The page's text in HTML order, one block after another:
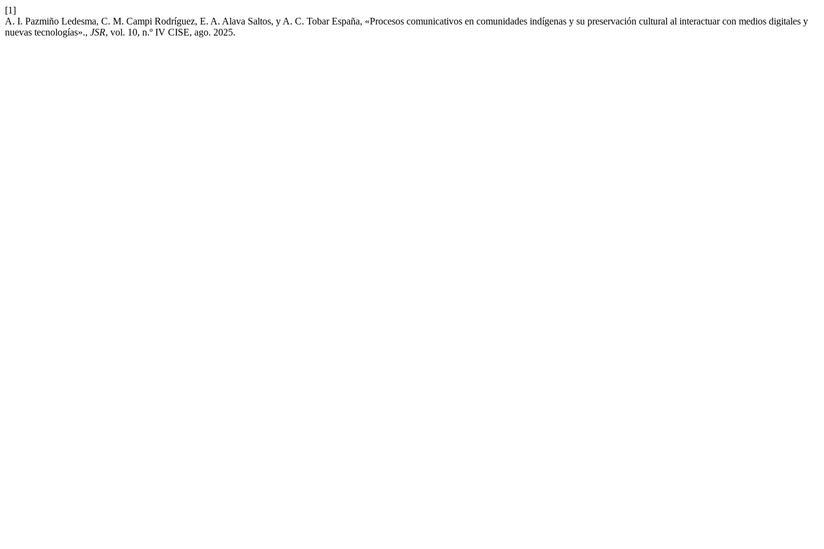
[1]
A. I. Pazmiño Ledesma, C. M. Campi Rodríguez, E. A. Alava Saltos, y A. C. Tobar España, «Procesos comunicativos en comunidades indígenas y su preservación cultural al interactuar con medios digitales y
nuevas tecnologías»., JSR, vol. 10, n.º IV CISE, ago. 2025.